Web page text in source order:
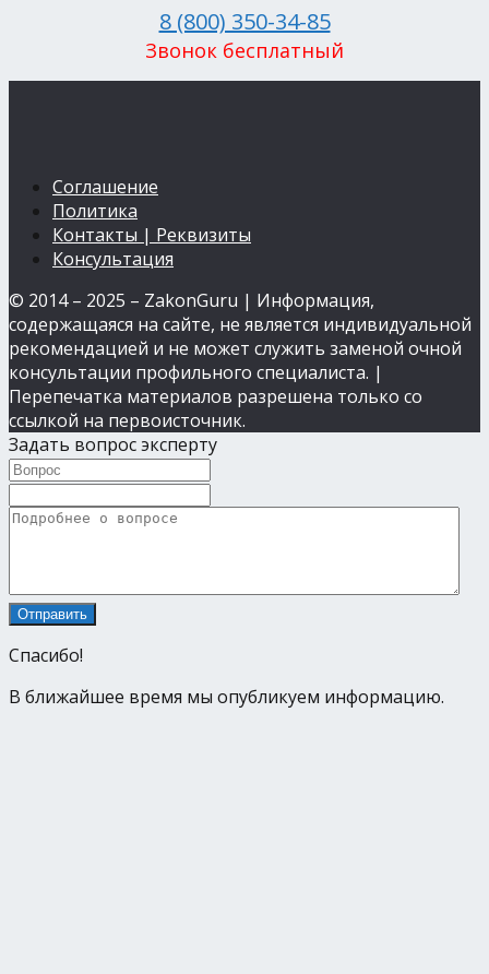
8 (800) 350-34-85
Звонок бесплатный
Соглашение
Политика
Контакты | Реквизиты
Консультация
© 2014 – 2025 – ZakonGuru | Информация,
содержащаяся на сайте, не является индивидуальной
рекомендацией и не может служить заменой очной
консультации профильного специалиста. |
Перепечатка материалов разрешена только со
ссылкой на первоисточник.
Задать вопрос эксперту
Спасибо!
В ближайшее время мы опубликуем информацию.